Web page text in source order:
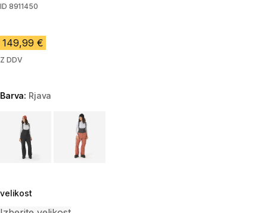
ID 8911450
149,99 €
Z DDV
Barva: Rjava
Choose a variant
velikost